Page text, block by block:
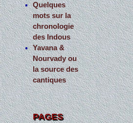
Quelques
mots sur la
chronologie
des Indous
Yavana &
Nourvady ou
la source des
cantiques
PAGES